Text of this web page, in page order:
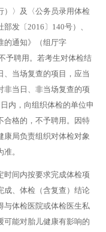
）〉及〈公务员录用体检
发〔2016〕140号）、
的通知》（组厅字
予聘用。若考生对体检结
、当场复查的项目，应当
非当日、非当场复查的项
内，向组织体检的单位申
合格的，不予聘用。因特
康局负责组织对体检对象
。
时间内按要求完成体检项
成、体检（含复查）结论
与体检医院或体检医生私
可能对胎儿健康有影响的